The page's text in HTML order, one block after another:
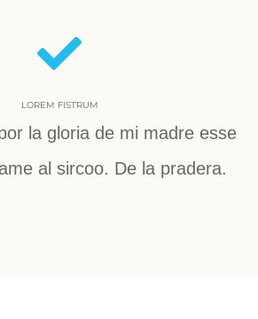
LOREM FISTRUM
la gloria de mi madre esse
al sircoo. De la pradera.